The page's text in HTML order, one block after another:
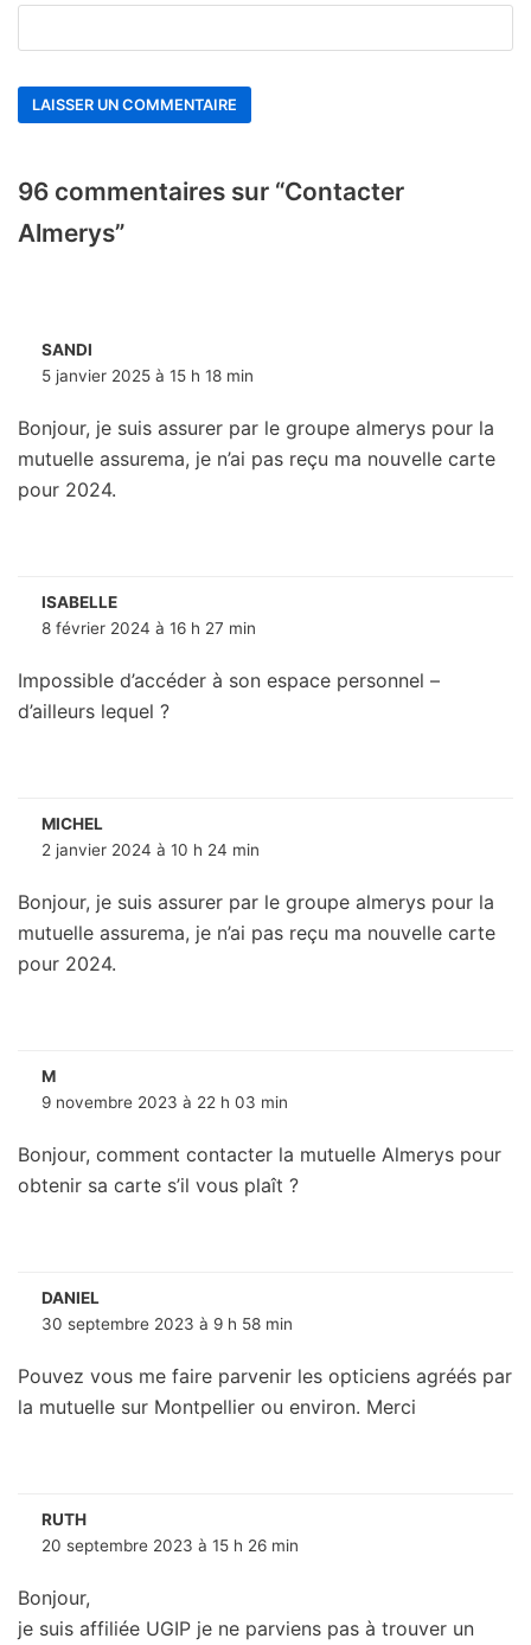
96 commentaires sur “Contacter
Almerys”
SANDI
5 janvier 2025 à 15 h 18 min
Bonjour, je suis assurer par le groupe almerys pour la
mutuelle assurema, je n’ai pas reçu ma nouvelle carte
pour 2024.
ISABELLE
8 février 2024 à 16 h 27 min
Impossible d’accéder à son espace personnel –
d’ailleurs lequel ?
MICHEL
2 janvier 2024 à 10 h 24 min
Bonjour, je suis assurer par le groupe almerys pour la
mutuelle assurema, je n’ai pas reçu ma nouvelle carte
pour 2024.
M
9 novembre 2023 à 22 h 03 min
Bonjour, comment contacter la mutuelle Almerys pour
obtenir sa carte s’il vous plaît ?
DANIEL
30 septembre 2023 à 9 h 58 min
Pouvez vous me faire parvenir les opticiens agréés par
la mutuelle sur Montpellier ou environ. Merci
RUTH
20 septembre 2023 à 15 h 26 min
Bonjour,
je suis affiliée UGIP je ne parviens pas à trouver un